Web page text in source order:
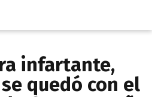
infartante,
quedó con el